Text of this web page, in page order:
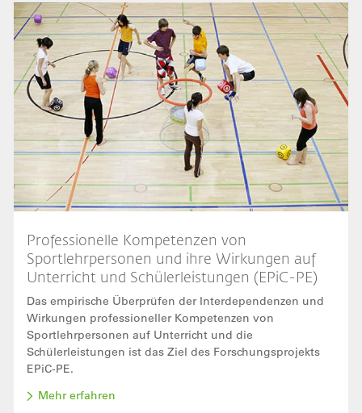
Bild
Professionelle Kompetenzen von
Sportlehrpersonen und ihre Wirkungen auf
Unterricht und Schülerleistungen (EPiC-PE)
Das empirische Überprüfen der Interdependenzen und
Wirkungen professioneller Kompetenzen von
Sportlehrpersonen auf Unterricht und die
Schülerleistungen ist das Ziel des Forschungsprojekts
EPiC-PE.
Mehr erfahren